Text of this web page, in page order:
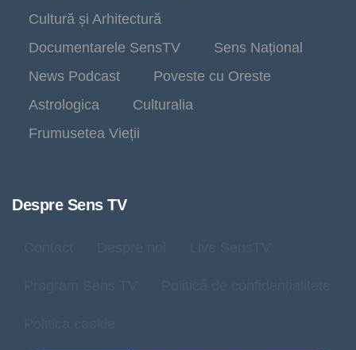
Cultură și Arhitectură
Documentarele SensTV
Sens Național
News Podcast
Poveste cu Oreste
Astrologica
Culturalia
Frumusetea Vieții
Despre Sens TV